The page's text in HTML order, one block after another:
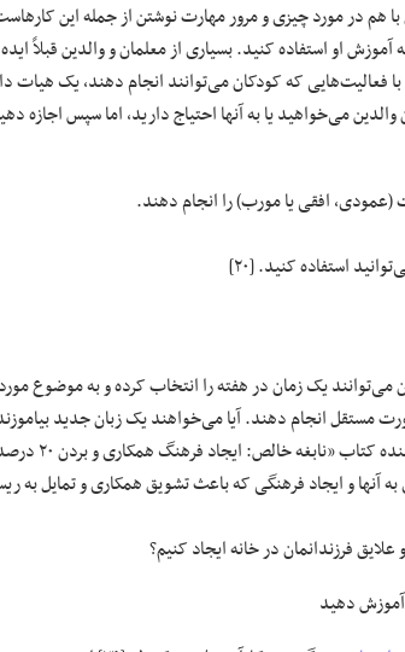
هم در مورد چیزی و مرور مهارت نوشتن از جمله این
او استفاده کنید. بسیاری از معلمان و والدین قبلاً
در نظر بگیرید با فعالیت‌هایی که کودکان می‌توانند انجام
می‌خواهید یا به آنها احتیاج دارید، اما سپس اجازه
(عمودی، افقی یا مورب) را انجام دهند.
استفاده کنید. [۲۰]
یک زمان در هفته را انتخاب کرده و به موضوع
انجام دهند. آیا می‌خواهند یک زبان جدید
به آنها و ایجاد فرهنگی که باعث تشویق همکاری و تمایل
فرزندانمان در خانه ایجاد کنیم؟
دهید